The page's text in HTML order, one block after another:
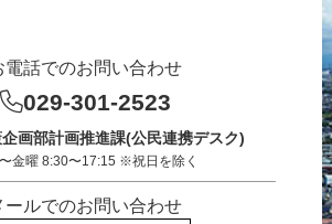
電話でのお問い合わせ
029-301-2523
画部計画推進課(公民連携デスク)
金曜 8:30〜17:15 ※祝日を除く
ールでのお問い合わせ